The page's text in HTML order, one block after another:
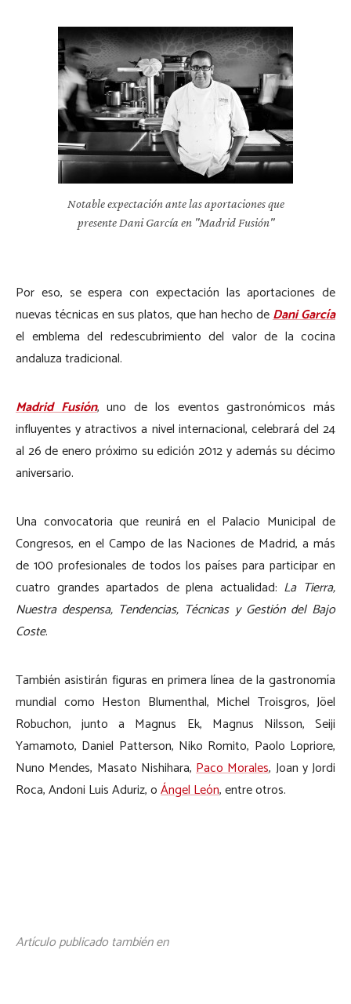
Notable expectación ante las aportaciones que
presente Dani García en "Madrid Fusión"
Por eso, se espera con expectación las aportaciones de
nuevas técnicas en sus platos, que han hecho deDani García
el emblema del redescubrimiento del valor de la cocina
andaluza tradicional.
Madrid Fusión, uno de los eventos gastronómicos más
influyentes y atractivos a nivel internacional, celebrará del 24
al 26 de enero próximo su edición 2012 y además su décimo
aniversario.
Una convocatoria que reunirá en el Palacio Municipal de
Congresos, en el Campo de las Naciones de Madrid, a más
de 100 profesionales de todos los países para participar en
cuatro grandes apartados de plena actualidad: La Tierra,
Nuestra despensa, Tendencias, Técnicas y Gestión del Bajo
Coste.
También asistirán figuras en primera línea de la gastronomía
mundial como Heston Blumenthal, Michel Troisgros, Jöel
Robuchon, junto a Magnus Ek, Magnus Nilsson, Seiji
Yamamoto, Daniel Patterson, Niko Romito, Paolo Lopriore,
Nuno Mendes, Masato Nishihara, Paco Morales, Joan y Jordi
Roca, Andoni Luis Aduriz, oÁngel León, entre otros.
Artículo publicado también en